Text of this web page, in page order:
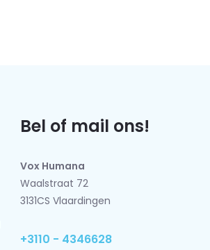
Bel of mail ons!
Vox Humana
Waalstraat 72
3131CS Vlaardingen
+3110 - 4346628